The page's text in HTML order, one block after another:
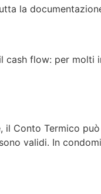
la
cash flow: per molti
il Conto Termico
validi. In